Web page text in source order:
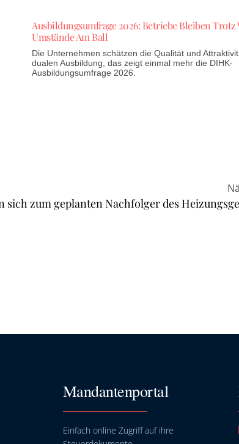
Ausbildungsumfrage 2026: Betriebe Bleiben
Umstände Am Ball
Die Unternehmen schätzen die Qualität und
dualen Ausbildung, das zeigt einmal mehr die DIHK-
Ausbildungsumfrage 2026.
sich zum geplanten Nachfolger des
Mandantenportal
Einfach online Zugriff auf ihre